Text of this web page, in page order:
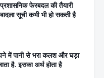
फेरबदल की तैयारी
सूची कभी भी हो सकती है
में पानी से भरा कलश और घड़ा
है. इसका अर्थ होता है